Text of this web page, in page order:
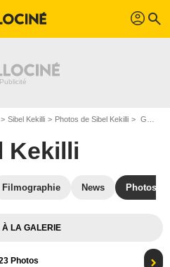
profil search
Sibel Kekilli Photos de Sibel Kekilli Game of Thrones : Photo Sibel Kekilli
Kekilli
Filmographie News Photos
À LA GALERIE
Photos